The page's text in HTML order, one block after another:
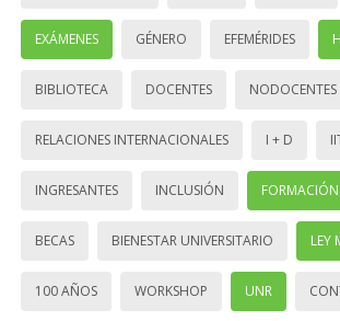
EXÁMENES GÉNERO EFEMÉRIDES
BIBLIOTECA DOCENTES NODOCENTES
RELACIONES INTERNACIONALES I + D
INGRESANTES INCLUSIÓN FORMACIÓN
BECAS BIENESTAR UNIVERSITARIO LEY
100 AÑOS WORKSHOP UNR